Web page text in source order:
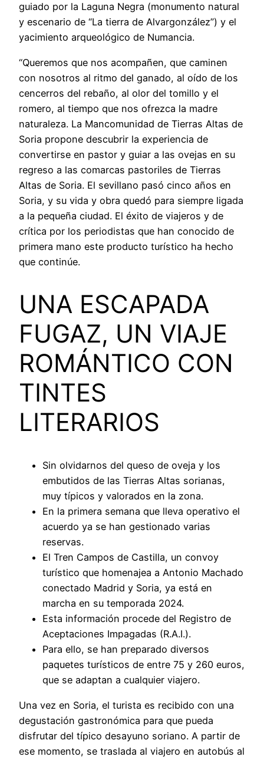
guiado por la Laguna Negra (monumento natural
y escenario de “La tierra de Alvargonzález”) y el
yacimiento arqueológico de Numancia.
“Queremos que nos acompañen, que caminen
con nosotros al ritmo del ganado, al oído de los
cencerros del rebaño, al olor del tomillo y el
romero, al tiempo que nos ofrezca la madre
naturaleza. La Mancomunidad de Tierras Altas de
Soria propone descubrir la experiencia de
convertirse en pastor y guiar a las ovejas en su
regreso a las comarcas pastoriles de Tierras
Altas de Soria. El sevillano pasó cinco años en
Soria, y su vida y obra quedó para siempre ligada
a la pequeña ciudad. El éxito de viajeros y de
crítica por los periodistas que han conocido de
primera mano este producto turístico ha hecho
que continúe.
UNA ESCAPADA
FUGAZ, UN VIAJE
ROMÁNTICO CON
TINTES
LITERARIOS
Sin olvidarnos del queso de oveja y los
embutidos de las Tierras Altas sorianas,
muy típicos y valorados en la zona.
En la primera semana que lleva operativo el
acuerdo ya se han gestionado varias
reservas.
El Tren Campos de Castilla, un convoy
turístico que homenajea a Antonio Machado
conectado Madrid y Soria, ya está en
marcha en su temporada 2024.
Esta información procede del Registro de
Aceptaciones Impagadas (R.A.I.).
Para ello, se han preparado diversos
paquetes turísticos de entre 75 y 260 euros,
que se adaptan a cualquier viajero.
Una vez en Soria, el turista es recibido con una
degustación gastronómica para que pueda
disfrutar del típico desayuno soriano. A partir de
ese momento, se traslada al viajero en autobús al